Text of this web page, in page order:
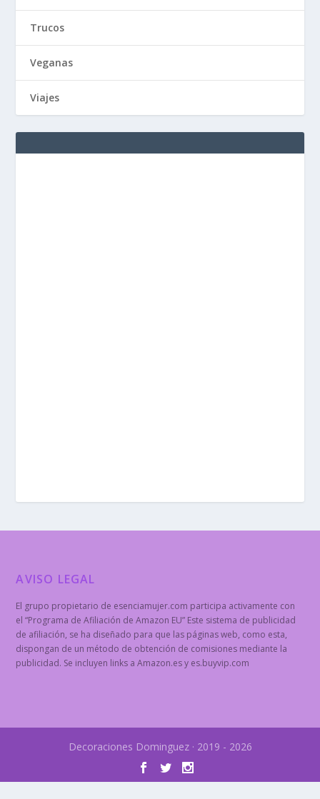
Trucos
Veganas
Viajes
AVISO LEGAL
El grupo propietario de esenciamujer.com participa activamente con
el “Programa de Afiliación de Amazon EU” Este sistema de publicidad
de afiliación, se ha diseñado para que las páginas web, como esta,
dispongan de un método de obtención de comisiones mediante la
publicidad. Se incluyen links a Amazon.es y es.buyvip.com
Decoraciones Dominguez · 2019 - 2026